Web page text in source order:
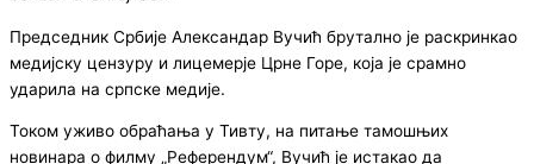
Председник Србије Александар Вучић брутално је раскринкао
медијску цензуру и лицемерје Црне Горе, која је срамно
ударила на српске медије.
Током уживо обраћања у Тивту, на питање тамошњих
новинара о филму „Референдум“, Вучић је истакао да